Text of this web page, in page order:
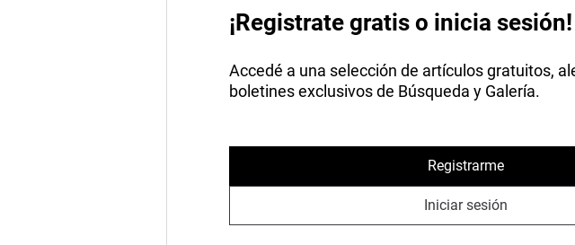
¡Registrate gratis o inicia sesión!
Accedé a una selección de artículos gratuitos,
boletines exclusivos de Búsqueda y Galería.
Registrarme
Iniciar sesión